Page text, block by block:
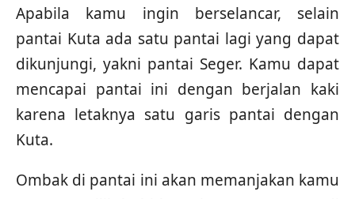
Apabila kamu ingin berselancar, selain
pantai Kuta ada satu pantai lagi yang dapat
dikunjungi, yakni pantai Seger. Kamu dapat
mencapai pantai ini dengan berjalan kaki
karena letaknya satu garis pantai dengan
Kuta.
Ombak di pantai ini akan memanjakan kamu